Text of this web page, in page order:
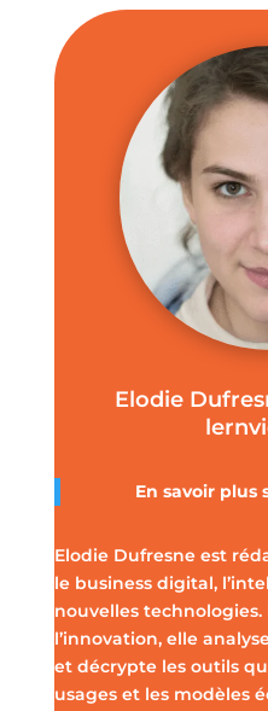
Elodie
En savoir plus
Elodie Dufresne est
le business digital,
nouvelles technologies.
l’innovation, elle
et décrypte les outils
usages et les modèles